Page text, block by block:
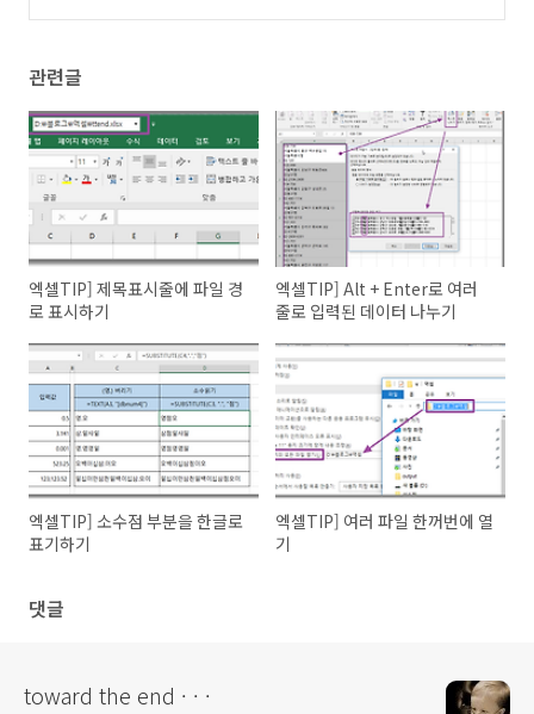
관련글
엑셀TIP] 제목표시줄에 파일 경
로 표시하기
엑셀TIP] Alt + Enter로 여러
줄로 입력된 데이터 나누기
엑셀TIP] 소수점 부분을 한글로
표기하기
엑셀TIP] 여러 파일 한꺼번에 열
기
댓글
toward the end · · ·